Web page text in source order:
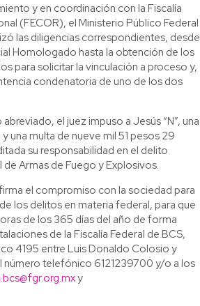
y en coordinación con la Fiscalía
(FECOR), el Ministerio Público Federal
las diligencias correspondientes, desde
Homologado hasta la obtención de los
para solicitar la vinculación a proceso y,
condenatoria de uno de los dos
el juez impuso a Jesús “N”, una
una multa de nueve mil 51 pesos 29
su responsabilidad en el delito
Armas de Fuego y Explosivos.
el compromiso con la sociedad para
los delitos en materia federal, para que
de los 365 días del año de forma
de la Fiscalía Federal de BCS,
4195 entre Luis Donaldo Colosio y
número telefónico 6121239700 y/o a los
y